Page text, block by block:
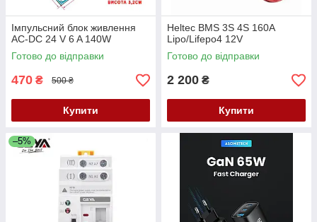
Імпульсний блок живлення
AC-DC 24 V 6 A 140W
Готово до відправки
470 ₴ 500 ₴
Купити
Heltec BMS 3S 4S 160A
Lipo/Lifepo4 12V
Готово до відправки
2 200 ₴
Купити
–5%